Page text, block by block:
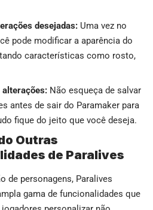
desejadas: Uma vez no
pode modificar a aparência do
características como rosto,
alterações: Não esqueça de salvar
antes de sair do Paramaker para
fique do jeito que você deseja.
Outras
de Paralives
de personagens, Paralives
gama de funcionalidades que